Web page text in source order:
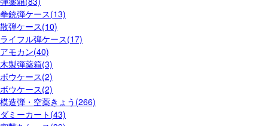
拳銃弾ケース(13)
散弾ケース(10)
ライフル弾ケース(17)
アモカン(40)
木製弾薬箱(3)
ボウケース(2)
ボウケース(2)
模造弾・空薬きょう(266)
ダミーカート(43)